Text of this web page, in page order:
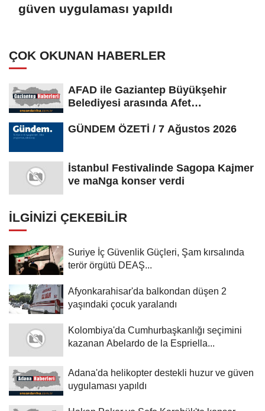
güven uygulaması yapıldı
ÇOK OKUNAN HABERLER
AFAD ile Gaziantep Büyükşehir
Belediyesi arasında Afet
GÜNDEM ÖZETİ / 7 Ağustos 2026
İstanbul Festivalinde Sagopa Kajmer
ve maNga konser verdi
İLGINIZI ÇEKEBILIR
Suriye İç Güvenlik Güçleri, Şam kırsalında
terör örgütü DEAŞ...
Afyonkarahisar'da balkondan düşen 2
yaşındaki çocuk yaralandı
Kolombiya'da Cumhurbaşkanlığı seçimini
kazanan Abelardo de la Espriella...
Adana'da helikopter destekli huzur ve güven
uygulaması yapıldı